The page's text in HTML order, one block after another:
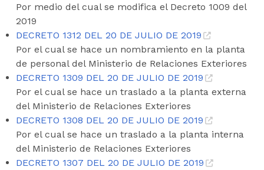
Por medio del cual se modifica el Decreto 1009 del
2019
DECRETO 1312 DEL 20 DE JULIO DE 2019
Por el cual se hace un nombramiento en la planta
de personal del Ministerio de Relaciones Exteriores
DECRETO 1309 DEL 20 DE JULIO DE 2019
Por el cual se hace un traslado a la planta externa
del Ministerio de Relaciones Exteriores
DECRETO 1308 DEL 20 DE JULIO DE 2019
Por el cual se hace un traslado a la planta interna
del Ministerio de Relaciones Exteriores
DECRETO 1307 DEL 20 DE JULIO DE 2019